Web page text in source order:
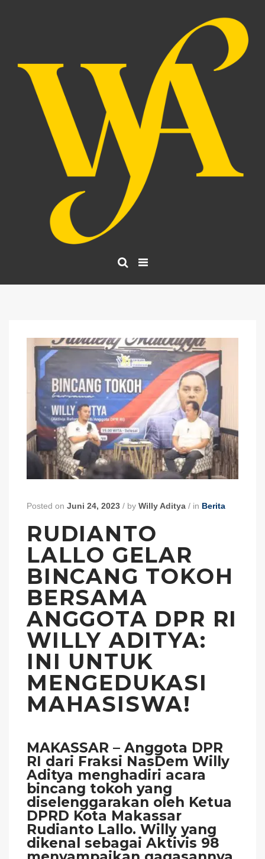
Posted on Juni 24, 2023 / by Willy Aditya / in Berita
RUDIANTO
LALLO GELAR
BINCANG TOKOH
BERSAMA
ANGGOTA DPR RI
WILLY ADITYA:
INI UNTUK
MENGEDUKASI
MAHASISWA!
MAKASSAR – Anggota DPR
RI dari Fraksi NasDem Willy
Aditya menghadiri acara
bincang tokoh yang
diselenggarakan oleh Ketua
DPRD Kota Makassar
Rudianto Lallo. Willy yang
dikenal sebagai Aktivis 98